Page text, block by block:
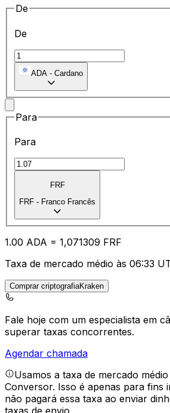
De
De
ADA - Cardano
Para
Para
FRF
FRF - Franco Francês
1.00 ADA = 1,071309 FRF
Taxa de mercado médio às 06:33
Comprar criptografiaKraken
Fale hoje com um especialista em
superar taxas concorrentes.
Agendar chamada
Usamos a taxa de mercado
Conversor. Isso é apenas para fins
não pagará essa taxa ao enviar